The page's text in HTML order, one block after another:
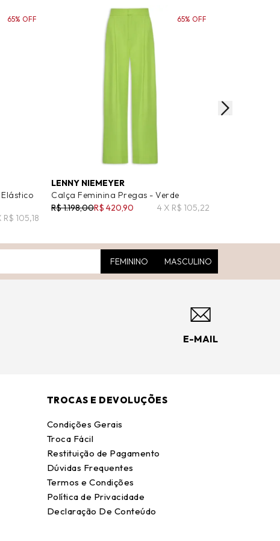
R$ 105,18
65% OFF
LENNY NIEMEYER
Calça Feminina Pregas - Verde
R$ 1.198,00R$ 420,90 4 X R$ 105,22
65% OFF
FEMININO MASCULINO
E-MAIL
TROCAS E DEVOLUÇÕES
Condições Gerais
Troca Fácil
Restituição de Pagamento
Dúvidas Frequentes
Termos e Condições
Política de Privacidade
Declaração De Conteúdo